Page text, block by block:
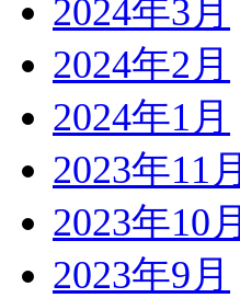
2024年3月
2024年2月
2024年1月
2023年11月
2023年10月
2023年9月